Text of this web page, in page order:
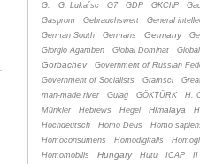
G. G. Luka´sc G7 GDP GKChP
Gasprom
Gebrauchswert General
German South
Germans Germany
Giorgio Agamben
Global Dominat
Gorbachev
Government of Russian
Government of Socialists
Gramsci
man-made river
Gulag GÖKTÜRK H.
Münkler
Hebrews Hegel Himalaya
Hochdeutsch
Homo Deus
Homo
Homoconsumens
Homodigitalis
Homomobilis
Hungary Hutu ICAP II